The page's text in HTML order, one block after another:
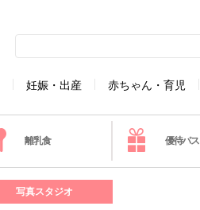
妊娠・出産 赤ちゃん・育児
離乳食 優待パス
写真スタジオ